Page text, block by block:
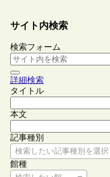
サイト内検索
検索フォーム
詳細検索
タイトル
本文
記事種別
検索したい記事種別を選
館種